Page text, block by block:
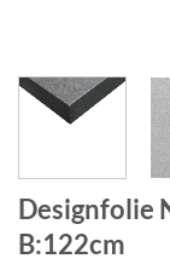
Designfolie
B:122cm